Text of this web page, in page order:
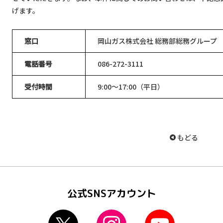
げます。
窓口 岡山ガス株式会社 総務部総務グループ
電話番号 086-272-3111
受付時間 9:00～17:00（平日）
もどる
公式SNSアカウント